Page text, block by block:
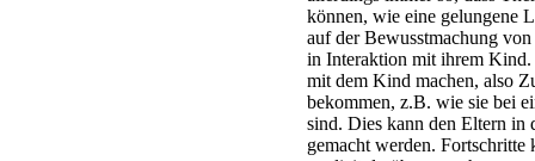
können, wie eine gelungene
auf der Bewusstmachung
in Interaktion mit ihrem Kind.
mit dem Kind machen, also
bekommen, z.B. wie sie bei
sind. Dies kann den Eltern in
gemacht werden.